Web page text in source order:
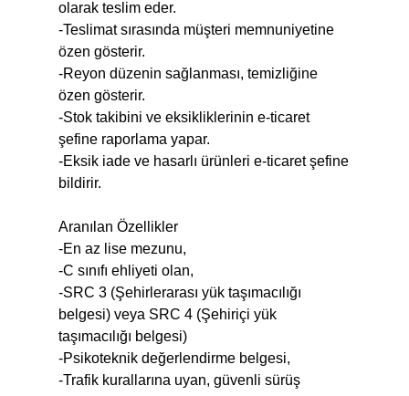
olarak teslim eder.
-Teslimat sırasında müşteri memnuniyetine
özen gösterir.
-Reyon düzenin sağlanması, temizliğine
özen gösterir.
-Stok takibini ve eksikliklerinin e-ticaret
şefine raporlama yapar.
-Eksik iade ve hasarlı ürünleri e-ticaret şefine
bildirir.
Aranılan Özellikler
-En az lise mezunu,
-C sınıfı ehliyeti olan,
-SRC 3 (Şehirlerarası yük taşımacılığı
belgesi) veya SRC 4 (Şehiriçi yük
taşımacılığı belgesi)
-Psikoteknik değerlendirme belgesi,
-Trafik kurallarına uyan, güvenli sürüş